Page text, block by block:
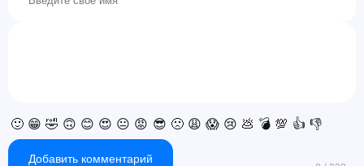
🙂 😁 🤣 🙃 😊 😍 😐 😡 😎 🙁 😩 😱 😢 💩 💣 💯 👍 👎
Добавить комментарий